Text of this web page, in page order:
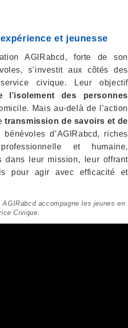
et jeunesse
AGIRabcd, forte de son
s’investit aux côtés des
civique. Leur objectif
l’isolement des personnes
Mais au-delà de l’action
transmission de savoirs et de
bénévoles d’AGIRabcd, riches
et humaine,
dans leur mission, leur offrant
pour agir avec efficacité et
accompagne les jeunes en
Civique.